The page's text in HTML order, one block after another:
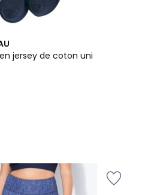
jersey de coton uni